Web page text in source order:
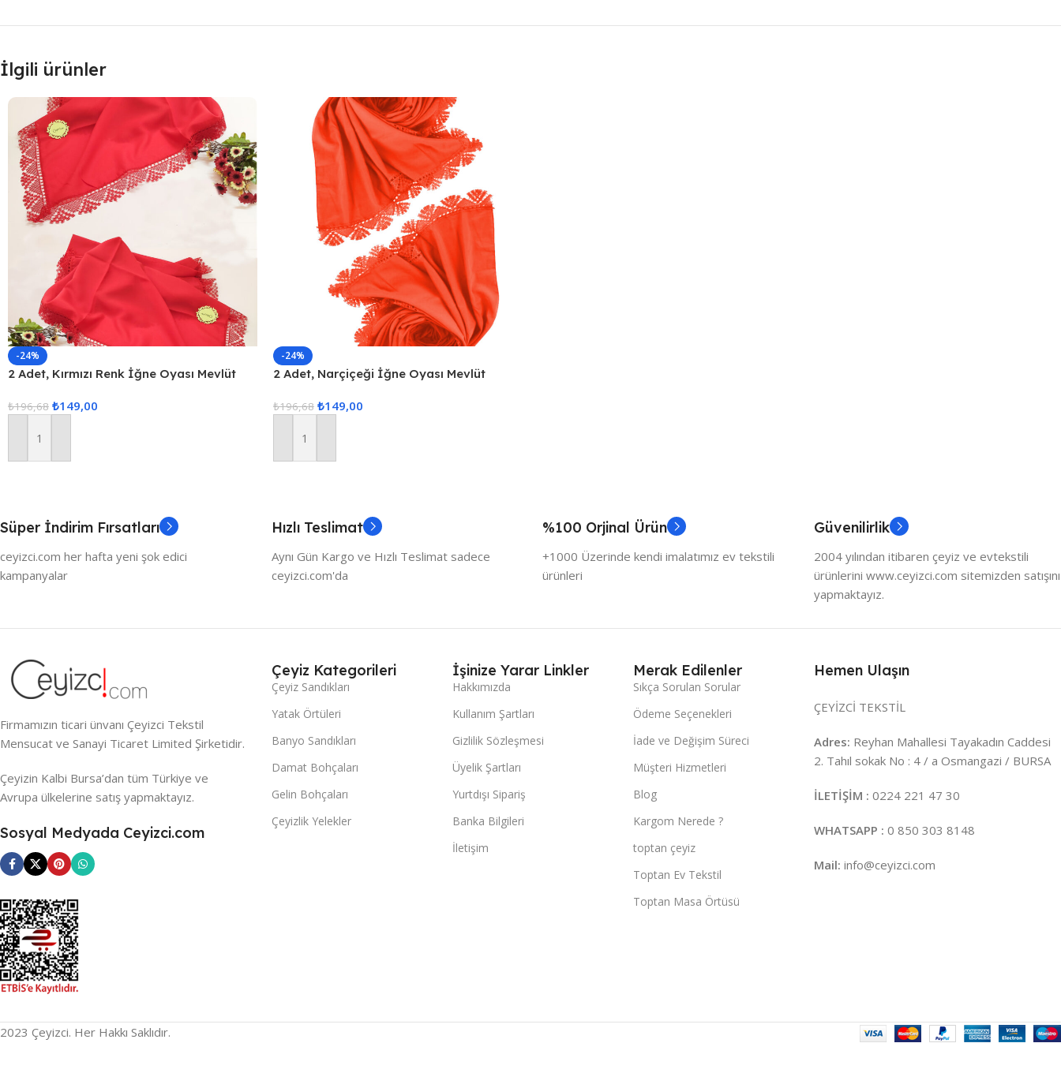
İlgili ürünler
-24%
2 Adet, Kırmızı Renk İğne Oyası Mevlüt
₺196,68 ₺149,00
Sepete Ekle
-24%
2 Adet, Narçiçeği İğne Oyası Mevlüt
₺196,68 ₺149,00
Sepete Ekle
Süper İndirim Fırsatları
ceyizci.com her hafta yeni şok edici
kampanyalar
Hızlı Teslimat
Aynı Gün Kargo ve Hızlı Teslimat sadece
ceyizci.com'da
%100 Orjinal Ürün
+1000 Üzerinde kendi imalatımız ev tekstili
ürünleri
Güvenilirlik
2004 yılından itibaren çeyiz ve evtekstili
ürünlerini www.ceyizci.com sitemizden satışını
yapmaktayız.
Firmamızın ticari ünvanı Çeyizci Tekstil
Mensucat ve Sanayi Ticaret Limited Şirketidir.
Çeyizin Kalbi Bursa’dan tüm Türkiye ve
Avrupa ülkelerine satış yapmaktayız.
Sosyal Medyada Ceyizci.com
Çeyiz Kategorileri
Çeyiz Sandıkları
Yatak Örtüleri
Banyo Sandıkları
Damat Bohçaları
Gelin Bohçaları
Çeyizlik Yelekler
İşinize Yarar Linkler
Hakkımızda
Kullanım Şartları
Gizlilik Sözleşmesi
Üyelik Şartları
Yurtdışı Sipariş
Banka Bilgileri
İletişim
Merak Edilenler
Sıkça Sorulan Sorular
Ödeme Seçenekleri
İade ve Değişim Süreci
Müşteri Hizmetleri
Blog
Kargom Nerede ?
toptan çeyiz
Toptan Ev Tekstil
Toptan Masa Örtüsü
Hemen Ulaşın
ÇEYİZCİ TEKSTİL
Adres: Reyhan Mahallesi Tayakadın Caddesi
2. Tahıl sokak No : 4 / a Osmangazi / BURSA
İLETİŞİM : 0224 221 47 30
WHATSAPP : 0 850 303 8148
Mail: info@ceyizci.com
2023 Çeyizci. Her Hakkı Saklıdır.